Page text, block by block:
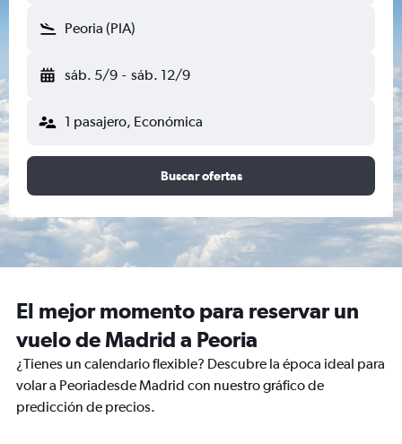
Peoria (PIA)
sáb. 5/9 - sáb. 12/9
1 pasajero, Económica
Buscar ofertas
El mejor momento para reservar un
vuelo de Madrid a Peoria
¿Tienes un calendario flexible? Descubre la época ideal para
volar a Peoriadesde Madrid con nuestro gráfico de
predicción de precios.